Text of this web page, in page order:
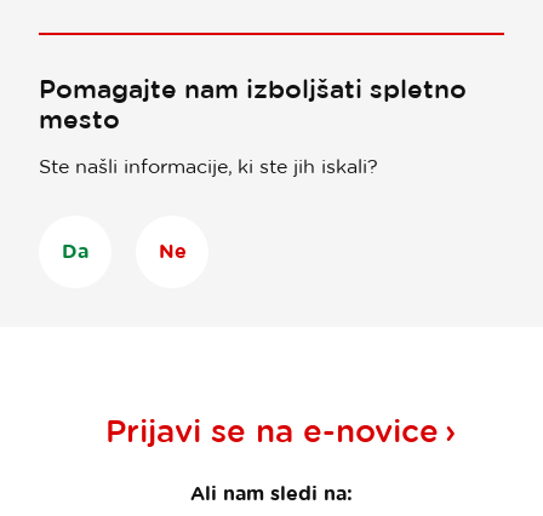
Pomagajte nam izboljšati spletno
mesto
Ste našli informacije, ki ste jih iskali?
Da Ne
Prijavi se na e-novice
Ali nam sledi na: